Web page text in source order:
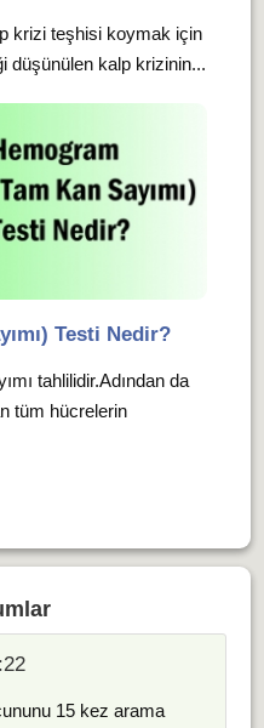
krizi teşhisi koymak için
düşünülen kalp krizinin...
Testi Nedir?
tahlilidir.Adından da
tüm hücrelerin
15 kez arama